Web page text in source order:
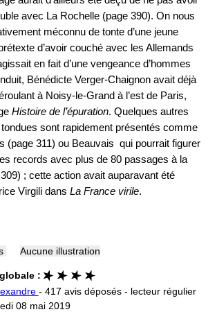
avec La Rochelle (page 390). On nous
méconnu de tonte d’une jeune
d’avoir couché avec les Allemands
en fait d’une vengeance d’hommes
Bénédicte Verger-Chaignon avait déjà
à Noisy-le-Grand à l’est de Paris,
Histoire de l’épuration. Quelques autres
sont rapidement présentés comme
(page 311) ou Beauvais qui pourrait figurer
records avec plus de 80 passages à la
; cette action avait auparavant été
Virgili dans La France virile.
Aucune illustration
:
- 417 avis déposés - lecteur régulier
08 mai 2019